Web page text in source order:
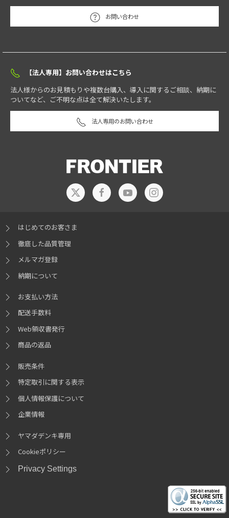
お問い合わせ
【法人専用】お問い合わせはこちら
法人様からのお見積もりや複数台購入、導入に関するご相談、納期に
ついてなど、ご不明な点は全て解決いたします。
法人専用のお問い合わせ
はじめてのお客さま
徹底した品質管理
メルマガ登録
納期について
お支払い方法
配送手数料
Web領収書発行
商品の返品
販売条件
特定取引に関する表示
個人情報保護について
企業情報
ヤマダデンキ専用
Cookieポリシー
Privacy Settings